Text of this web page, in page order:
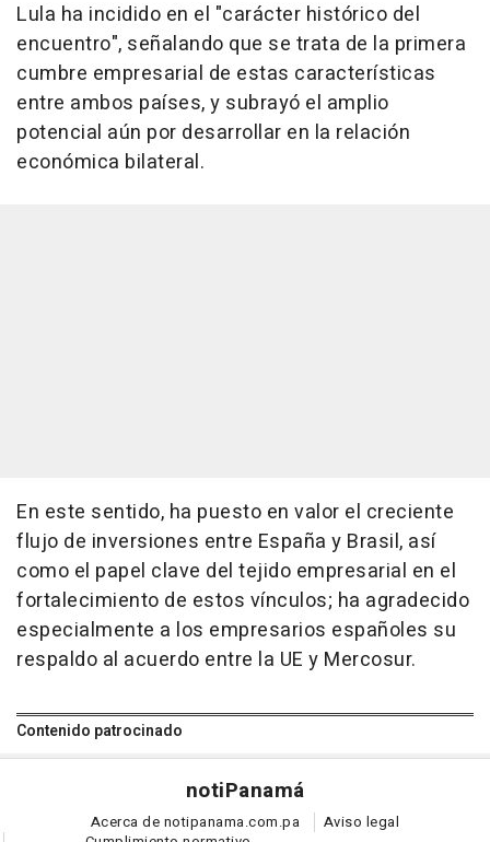
Lula ha incidido en el "carácter histórico del
encuentro", señalando que se trata de la primera
cumbre empresarial de estas características
entre ambos países, y subrayó el amplio
potencial aún por desarrollar en la relación
económica bilateral.
En este sentido, ha puesto en valor el creciente
flujo de inversiones entre España y Brasil, así
como el papel clave del tejido empresarial en el
fortalecimiento de estos vínculos; ha agradecido
especialmente a los empresarios españoles su
respaldo al acuerdo entre la UE y Mercosur.
Contenido patrocinado
notiPanamá
Acerca de notipanama.com.pa
Aviso legal